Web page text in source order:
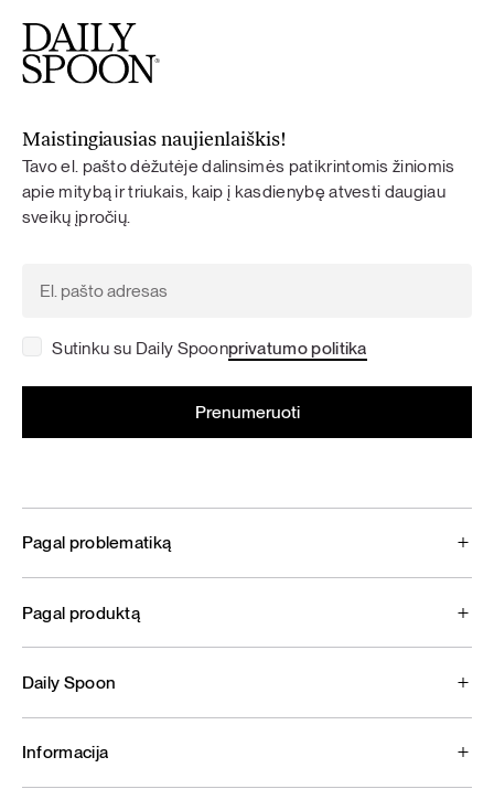
Maistingiausias naujienlaiškis!
Tavo el. pašto dėžutėje dalinsimės patikrintomis žiniomis
apie mitybą ir triukais, kaip į kasdienybę atvesti daugiau
sveikų įpročių.
Sutinku su Daily Spoonprivatumo politika
Pagal problematiką
Pagal produktą
Daily Spoon
Informacija